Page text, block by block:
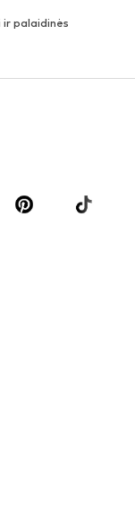
ir palaidinės
tunikos